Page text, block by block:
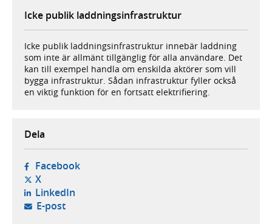
Icke publik laddningsinfrastruktur
Icke publik laddningsinfrastruktur innebär laddning
som inte är allmänt tillgänglig för alla användare. Det
kan till exempel handla om enskilda aktörer som vill
bygga infrastruktur. Sådan infrastruktur fyller också
en viktig funktion för en fortsatt elektrifiering.
Dela
Facebook- öppnas i ny flik, extern webbplats,
X- öppnas i ny flik, extern webbplats,
LinkedIn- öppnas i ny flik, extern webbplats,
E-post- öppnar din e-postklient,